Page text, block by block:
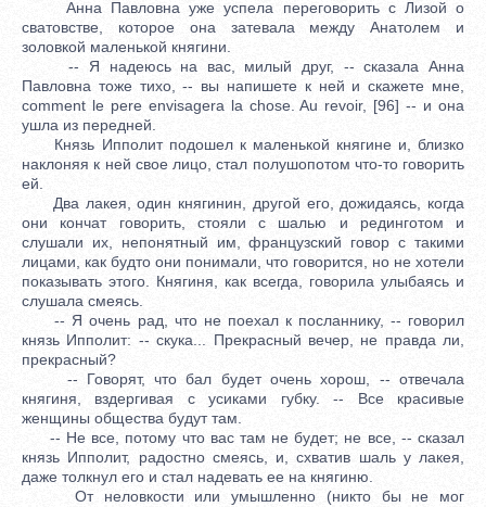
Анна Павловна уже успела переговорить с Лизой о
сватовстве, которое она затевала между Анатолем и
золовкой маленькой княгини.
-- Я надеюсь на вас, милый друг, -- сказала Анна
Павловна тоже тихо, -- вы напишете к ней и скажете мне,
comment le pere envisagera la chose. Au revoir, [96] -- и она
ушла из передней.
Князь Ипполит подошел к маленькой княгине и, близко
наклоняя к ней свое лицо, стал полушопотом что-то говорить
ей.
Два лакея, один княгинин, другой его, дожидаясь, когда
они кончат говорить, стояли с шалью и рединготом и
слушали их, непонятный им, французский говор с такими
лицами, как будто они понимали, что говорится, но не хотели
показывать этого. Княгиня, как всегда, говорила улыбаясь и
слушала смеясь.
-- Я очень рад, что не поехал к посланнику, -- говорил
князь Ипполит: -- скука... Прекрасный вечер, не правда ли,
прекрасный?
-- Говорят, что бал будет очень хорош, -- отвечала
княгиня, вздергивая с усиками губку. -- Все красивые
женщины общества будут там.
-- Не все, потому что вас там не будет; не все, -- сказал
князь Ипполит, радостно смеясь, и, схватив шаль у лакея,
даже толкнул его и стал надевать ее на княгиню.
От неловкости или умышленно (никто бы не мог